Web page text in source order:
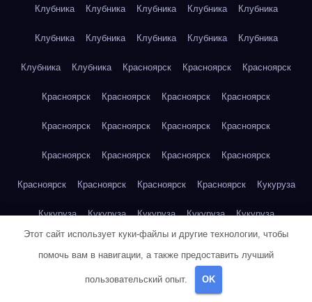
Клубника Клубника Клубника Клубника Клубника
Клубника Клубника Клубника Клубника Клубника
Клубника Клубника Красноярск Красноярск Красноярск
Красноярск Красноярск Красноярск Красноярск
Красноярск Красноярск Красноярск Красноярск
Красноярск Красноярск Красноярск Красноярск
Красноярск Красноярск Красноярск Красноярск Кукуруза
Кукуруза Кукуруза Кукуруза Кукуруза Кукуруза
Этот сайт использует куки-файлы и другие технологии, чтобы
помочь вам в навигации, а также предоставить лучший
пользовательский опыт. OK